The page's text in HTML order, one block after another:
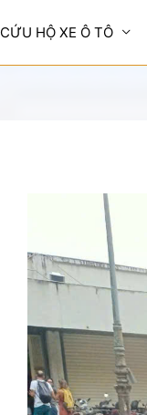
CỨU HỘ XE Ô TÔ